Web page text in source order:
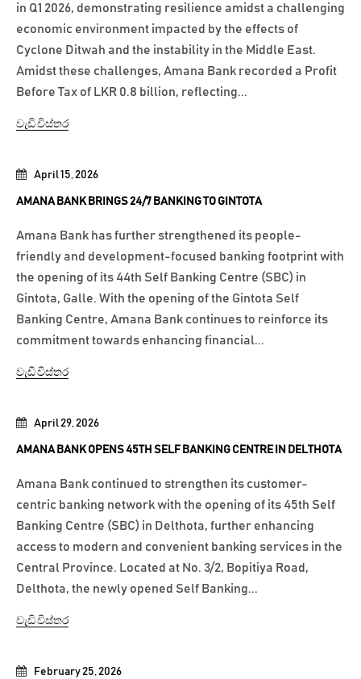
February 25, 2026
April 29, 2026
AMANA BANK OPENS 45TH SELF BANKING CENTRE IN DELTHOTA
Amana Bank continued to strengthen its customer-
centric banking network with the opening of its 45th Self
Banking Centre (SBC) in Delthota, further enhancing
access to modern and convenient banking services in the
Central Province. Located at No. 3/2, Bopitiya Road,
Delthota, the newly opened Self Banking...
වැඩි විස්තර
April 15, 2026
AMANA BANK BRINGS 24/7 BANKING TO GINTOTA
Amana Bank has further strengthened its people-
friendly and development-focused banking footprint with
the opening of its 44th Self Banking Centre (SBC) in
Gintota, Galle. With the opening of the Gintota Self
Banking Centre, Amana Bank continues to reinforce its
commitment towards enhancing financial...
වැඩි විස්තර
in Q1 2026, demonstrating resilience amidst a challenging
economic environment impacted by the effects of
Cyclone Ditwah and the instability in the Middle East.
Amidst these challenges, Amana Bank recorded a Profit
Before Tax of LKR 0.8 billion, reflecting...
වැඩි විස්තර